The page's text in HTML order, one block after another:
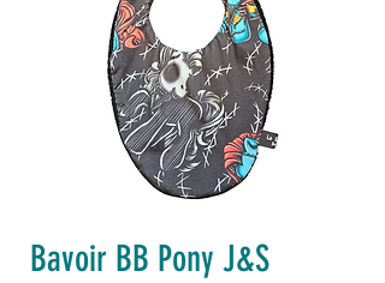
Bavoir BB Pony J&S